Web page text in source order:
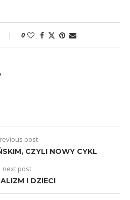
0
post
CZYLI NOWY CYKL
next post
I DZIECI